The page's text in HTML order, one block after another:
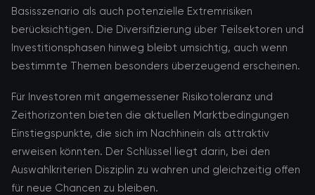
Basisszenario als auch potenzielle Extremrisiken
berücksichtigen. Die Diversifizierung über Teilsektoren und
Investitionsphasen hinweg bleibt umsichtig, auch wenn
bestimmte Themen besonders überzeugend erscheinen.
Für Investoren mit angemessener Risikotoleranz und
Zeithorizonten bieten die aktuellen Marktbedingungen
Einstiegspunkte, die sich im Nachhinein als attraktiv
erweisen könnten. Der Schlüssel liegt darin, bei den
Auswahlkriterien Disziplin zu wahren und gleichzeitig offen
für neue Chancen zu bleiben.